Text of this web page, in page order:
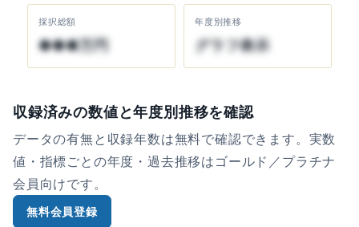
採択総額
●●●万円
年度別推移
グラフ表示
収録済みの数値と年度別推移を確認
データの有無と収録年数は無料で確認できます。実数
値・指標ごとの年度・過去推移はゴールド／プラチナ
会員向けです。
無料会員登録